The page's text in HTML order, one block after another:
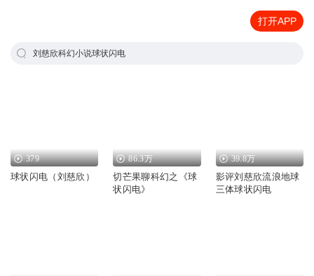
打开APP
刘慈欣科幻小说球状闪电
379
球状闪电（刘慈欣）
86.3万
切芒果聊科幻之《球
状闪电》
39.8万
影评刘慈欣流浪地球
三体球状闪电